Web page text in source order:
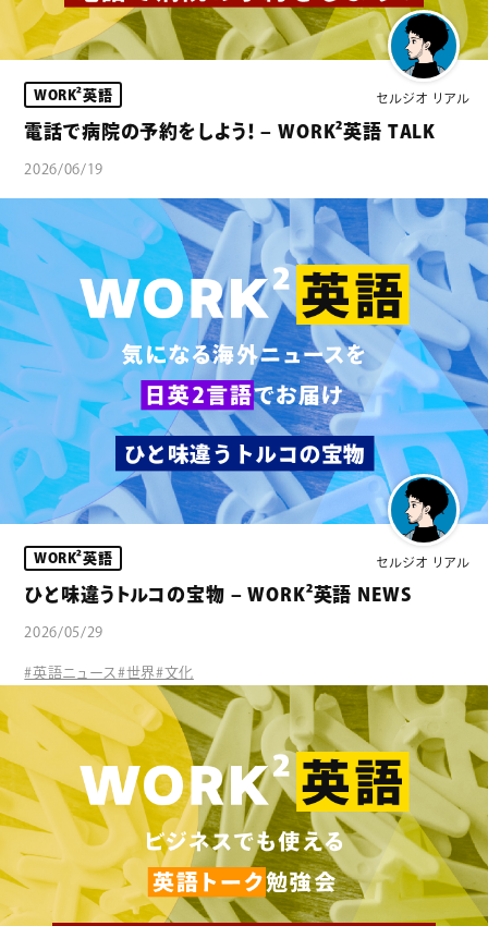
セルジオ リアル
WORK²英語
電話で病院の予約をしよう！ – WORK²英語 TALK
2026/06/19
セルジオ リアル
WORK²英語
ひと味違うトルコの宝物 – WORK²英語 NEWS
2026/05/29
#英語ニュース #世界#文化